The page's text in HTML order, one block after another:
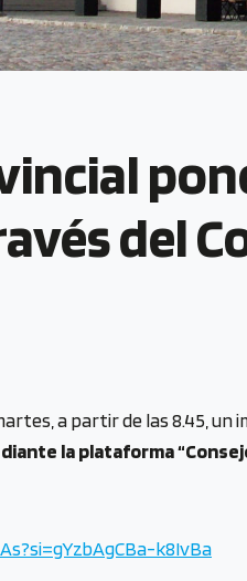
del
a partir de las 8.45, un
la plataforma
k8IvBa